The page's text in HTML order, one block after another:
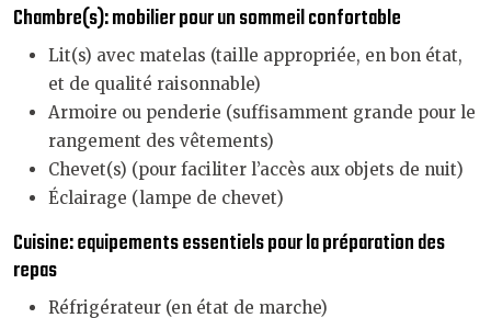
Chambre(s): mobilier pour un sommeil confortable
Lit(s) avec matelas (taille appropriée, en bon état,
et de qualité raisonnable)
Armoire ou penderie (suffisamment grande pour le
rangement des vêtements)
Chevet(s) (pour faciliter l’accès aux objets de nuit)
Éclairage (lampe de chevet)
Cuisine: equipements essentiels pour la préparation des
repas
Réfrigérateur (en état de marche)